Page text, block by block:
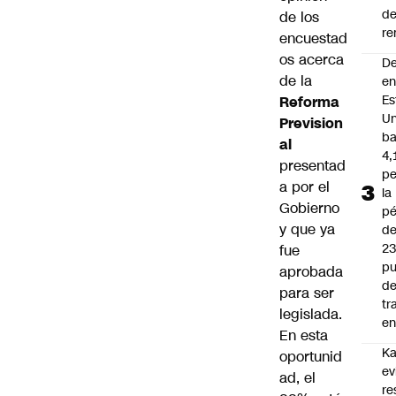
de los
encuestad
os acerca
de la
Reforma
Prevision
al
presentad
a por el
Gobierno
y que ya
fue
aprobada
para ser
legislada.
En esta
oportunid
ad, el
de
en
la
de
de